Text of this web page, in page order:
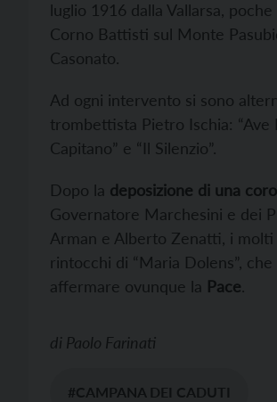
luglio 1916 dalla Vallarsa,
Corno Battisti sul Monte
Casonato.
Ad ogni intervento si sono
trombettista Pietro Ischia: “Ave
Capitano” e “Il Silenzio”.
Dopo la deposizione di una
Governatore Marchesini e dei
Arman e Alberto Zenatti, i
rintocchi di “Maria Dolens”,
affermare ovunque la Pace.
di Paolo Farinati
#CAMPANA DEI CADUTI